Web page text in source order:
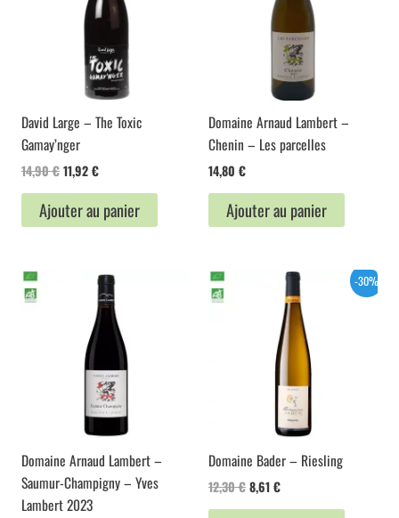
David Large – The Toxic
Gamay’nger
14,90€Le
initial
était :
11,92€Le
actuel
est :
Ajouter au panier
Domaine Arnaud Lambert –
Chenin – Les parcelles
14,80 €
Ajouter au panier
Domaine Arnaud Lambert –
Saumur-Champigny – Yves
Lambert 2023
-30%
Domaine Bader – Riesling
12,30€Le
8,61€Le